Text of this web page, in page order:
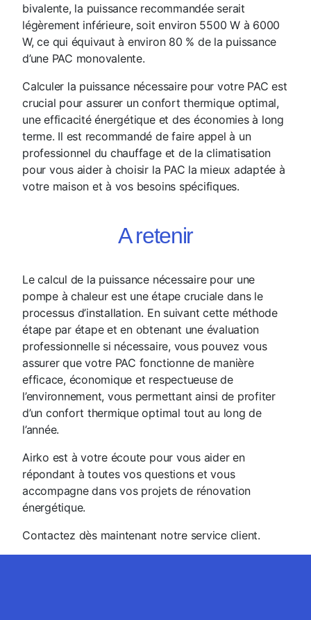
bivalente, la puissance recommandée serait
légèrement inférieure, soit environ 5500 W à 6000
W, ce qui équivaut à environ 80 % de la puissance
d’une PAC monovalente.
Calculer la puissance nécessaire pour votre PAC est
crucial pour assurer un confort thermique optimal,
une efficacité énergétique et des économies à long
terme. Il est recommandé de faire appel à un
professionnel du chauffage et de la climatisation
pour vous aider à choisir la PAC la mieux adaptée à
votre maison et à vos besoins spécifiques.
A retenir
Le calcul de la puissance nécessaire pour une
pompe à chaleur est une étape cruciale dans le
processus d’installation. En suivant cette méthode
étape par étape et en obtenant une évaluation
professionnelle si nécessaire, vous pouvez vous
assurer que votre PAC fonctionne de manière
efficace, économique et respectueuse de
l’environnement, vous permettant ainsi de profiter
d’un confort thermique optimal tout au long de
l’année.
Airko est à votre écoute pour vous aider en
répondant à toutes vos questions et vous
accompagne dans vos projets de rénovation
énergétique.
Contactez dès maintenant notre service client.